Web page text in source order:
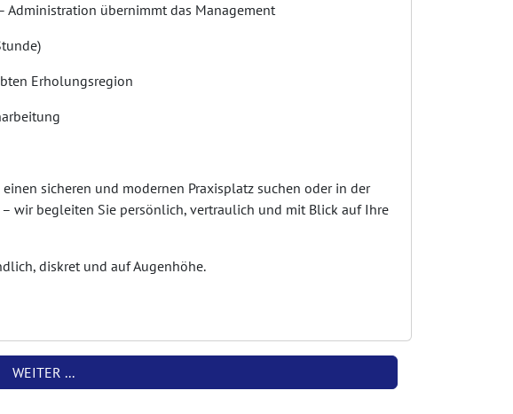
übernimmt das Management
Erholungsregion
sicheren und modernen Praxisplatz suchen oder in der
wir begleiten Sie persönlich, vertraulich und mit Blick auf Ihre
diskret und auf Augenhöhe.
WEITER ...